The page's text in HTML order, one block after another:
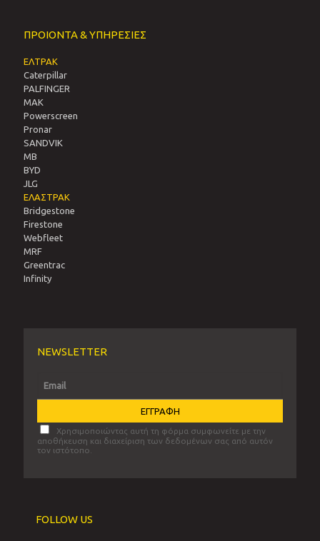
ΠΡΟΙΟΝΤΑ & ΥΠΗΡΕΣΙΕΣ
ΕΛΤΡΑΚ
Caterpillar
PALFINGER
MAK
Powerscreen
Pronar
SANDVIΚ
MB
BYD
JLG
ΕΛΑΣΤΡΑΚ
Bridgestone
Firestone
Webfleet
MRF
Greentrac
Infinity
NEWSLETTER
Χρησιμοποιώντας αυτή τη φόρμα συμφωνείτε με την
αποθήκευση και διαχείριση των δεδομένων σας από αυτόν
τον ιστότοπο.
FOLLOW US